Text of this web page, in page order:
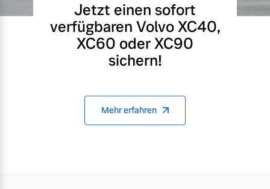
Jetzt einen sofort
verfügbaren Volvo XC40,
XC60 oder XC90
sichern!
Mehr erfahren